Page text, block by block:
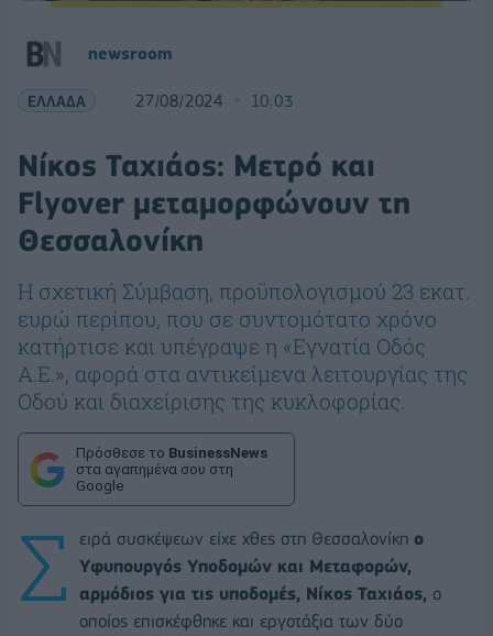
newsroom
ΕΛΛΑΔΑ 27/08/2024 10:03
Νίκος Ταχιάος: Μετρό και
Flyover μεταμορφώνουν τη
Θεσσαλονίκη
Η σχετική Σύμβαση, προϋπολογισμού 23 εκατ.
ευρώ περίπου, που σε συντομότατο χρόνο
κατήρτισε και υπέγραψε η «Εγνατία Οδός
Α.Ε.», αφορά στα αντικείμενα λειτουργίας της
Οδού και διαχείρισης της κυκλοφορίας.
Πρόσθεσε το BusinessNews
στα αγαπημένα σου στη
Google
Σ ειρά συσκέψεων είχε χθες στη Θεσσαλονίκη ο
Υφυπουργός Υποδομών και Μεταφορών,
αρμόδιος για τις υποδομές, Νίκος Ταχιάος, ο
οποίος επισκέφθηκε και εργοτάξια των δύο